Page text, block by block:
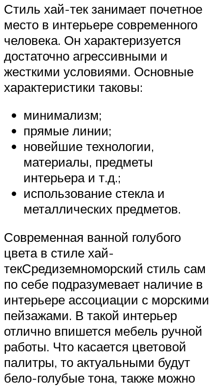
Стиль хай-тек занимает почетное
место в интерьере современного
человека. Он характеризуется
достаточно агрессивными и
жесткими условиями. Основные
характеристики таковы:
минимализм;
прямые линии;
новейшие технологии,
материалы, предметы
интерьера и т.д.;
использование стекла и
металлических предметов.
Современная ванной голубого
цвета в стиле хай-
текСредиземноморский стиль сам
по себе подразумевает наличие в
интерьере ассоциации с морскими
пейзажами. В такой интерьер
отлично впишется мебель ручной
работы. Что касается цветовой
палитры, то актуальными будут
бело-голубые тона, также можно